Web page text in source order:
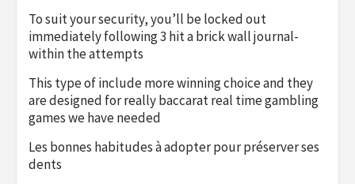
To suit your security, you’ll be locked out
immediately following 3 hit a brick wall journal-
within the attempts
This type of include more winning choice and they
are designed for really baccarat real time gambling
games we have needed
Les bonnes habitudes à adopter pour préserver ses
dents